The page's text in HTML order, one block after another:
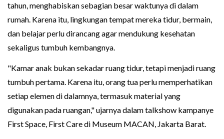
tahun, menghabiskan sebagian besar waktunya di dalam
rumah. Karena itu, lingkungan tempat mereka tidur, bermain,
dan belajar perlu dirancang agar mendukung kesehatan
sekaligus tumbuh kembangnya.
"Kamar anak bukan sekadar ruang tidur, tetapi menjadi ruang
tumbuh pertama. Karena itu, orang tua perlu memperhatikan
setiap elemen di dalamnya, termasuk material yang
digunakan pada ruangan," ujarnya dalam talkshow kampanye
First Space, First Care di Museum MACAN, Jakarta Barat.